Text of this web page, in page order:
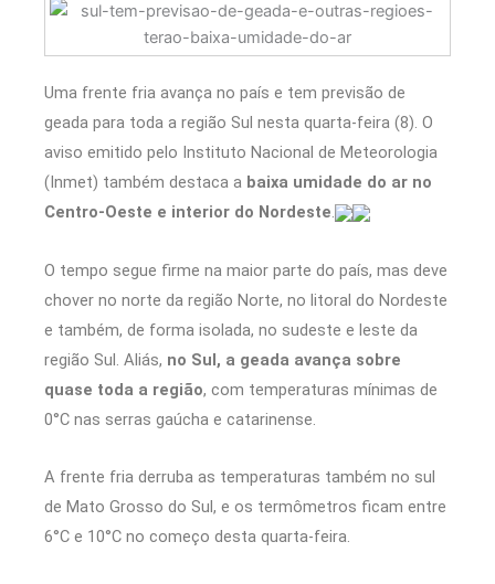
Uma frente fria avança no país e tem previsão de
geada para toda a região Sul nesta quarta-feira (8). O
aviso emitido pelo Instituto Nacional de Meteorologia
(Inmet) também destaca a baixa umidade do ar no
Centro-Oeste e interior do Nordeste.
O tempo segue firme na maior parte do país, mas deve
chover no norte da região Norte, no litoral do Nordeste
e também, de forma isolada, no sudeste e leste da
região Sul. Aliás, no Sul, a geada avança sobre
quase toda a região, com temperaturas mínimas de
0°C nas serras gaúcha e catarinense.
A frente fria derruba as temperaturas também no sul
de Mato Grosso do Sul, e os termômetros ficam entre
6°C e 10°C no começo desta quarta-feira.